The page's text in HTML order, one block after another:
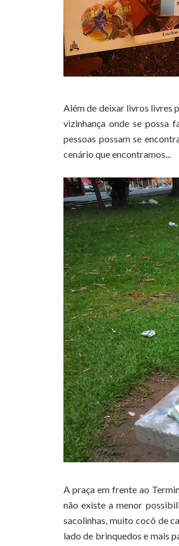
Além de deixar livros livres
vizinhança onde se possa
pessoas possam se
cenário que encontramos...
A praça em frente ao
não existe a menor
sacolinhas, muito cocô de
lado de brinquedos e mais